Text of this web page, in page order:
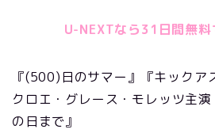
U-NEXTなら31日間無料
『(500)日のサマー』『キックア
クロエ・グレース・モレッツ主
の日まで』